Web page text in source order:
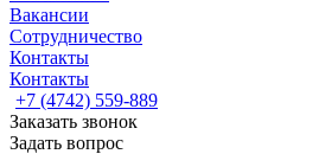
Вакансии
Сотрудничество
Контакты
Контакты
+7 (4742) 559-889
Заказать звонок
Задать вопрос